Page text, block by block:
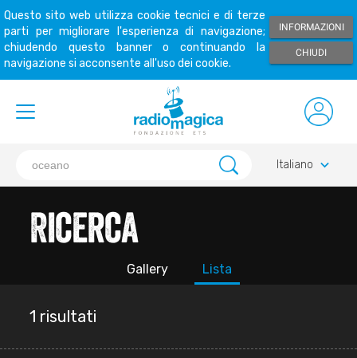
Questo sito web utilizza cookie tecnici e di terze
parti per migliorare l'esperienza di navigazione;
chiudendo questo banner o continuando la
navigazione si acconsente all'uso dei cookie.
INFORMAZIONI
CHIUDI
Italiano keyboard_arrow_down
Ricerca
Gallery Lista
1 risultati